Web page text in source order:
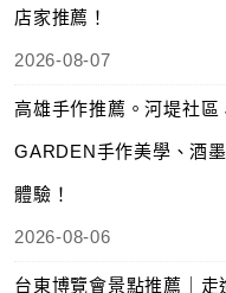
店家推薦！
2026-08-07
高雄手作推薦。河堤社區
GARDEN手作美學、酒
體驗！
2026-08-06
台東博覽會景點推薦｜走